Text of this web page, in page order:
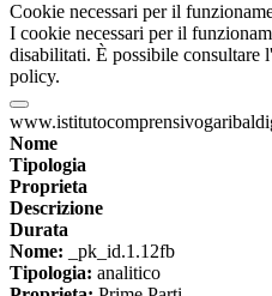
Cookie necessari per il
I cookie necessari per il
disabilitati. È possibile consultare
policy.
Nome
Tipologia
Proprieta
Descrizione
Durata
Nome: _pk_id.1.12fb
Tipologia: analitico